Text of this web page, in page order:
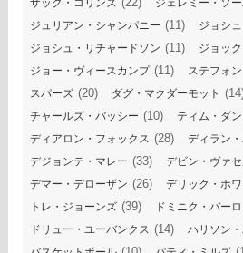
ジュリアン・シャンパニー (11) ジョシ
ジョシュ・リチャードソン (11) ジョッ
ジョー・ヴィースカンプ(11) ステフォ
スパーズ (20) ダグ・マクダーモット
チャールズ・バッシー (10) ティム・ダ
ディアロン・フォックス (28) ディラン
デジョンテ・マレー (33) デビン・ヴァ
デマー・デローザン (26) デリック・ホワ
トレ・ジョーンズ (39) ドミニク・バー
ドリュー・ユーバンクス (14) ハリソン